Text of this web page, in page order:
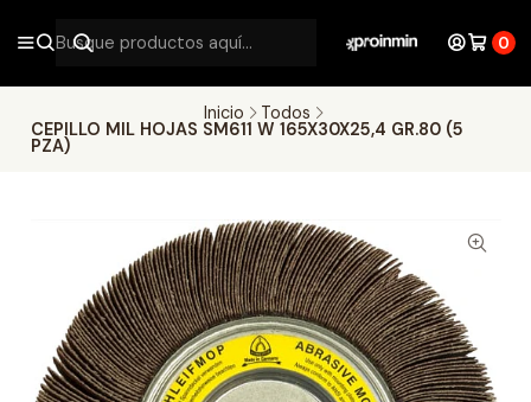
0
Inicio
Todos
CEPILLO MIL HOJAS SM611 W 165X30X25,4 GR.80 (5
PZA)